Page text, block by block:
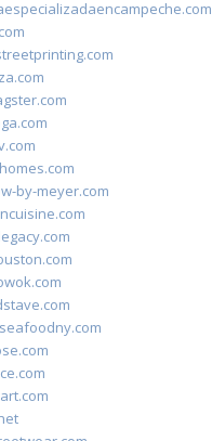
by-meyer.com